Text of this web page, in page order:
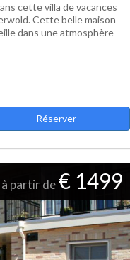
cette villa de vacances
Cette belle maison
dans une atmosphère
Réserver
à partir de€ 1499